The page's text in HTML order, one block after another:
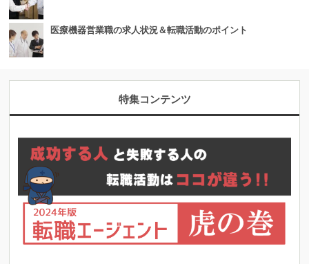
医療機器営業職の求人状況＆転職活動のポイント
特集コンテンツ